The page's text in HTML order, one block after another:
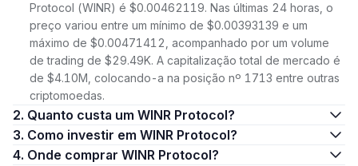
Protocol (WINR) é $0.00462119. Nas últimas 24 horas, o
preço variou entre um mínimo de $0.00393139 e um
máximo de $0.00471412, acompanhado por um volume
de trading de $29.49K. A capitalização total de mercado é
de $4.10M, colocando-a na posição nº 1713 entre outras
criptomoedas.
2. Quanto custa um WINR Protocol?
3. Como investir em WINR Protocol?
4. Onde comprar WINR Protocol?